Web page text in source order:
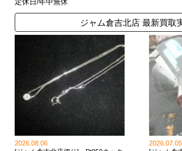
定休日/年中無休
ジャム倉吉北店 最新買取
2026.08.06
2026.07.05